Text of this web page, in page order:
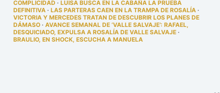
COMPLICIDAD · LUISA BUSCA EN LA CABAÑA LA PRUEBA
DEFINITIVA· LAS PARTERAS CAEN EN LA TRAMPA DE ROSALÍA·
VICTORIA Y MERCEDES TRATAN DE DESCUBRIR LOS PLANES DE
DÁMASO· AVANCE SEMANAL DE ‘VALLE SALVAJE’: RAFAEL,
DESQUICIADO, EXPULSA A ROSALÍA DE VALLE SALVAJE·
BRAULIO, EN SHOCK, ESCUCHA A MANUELA